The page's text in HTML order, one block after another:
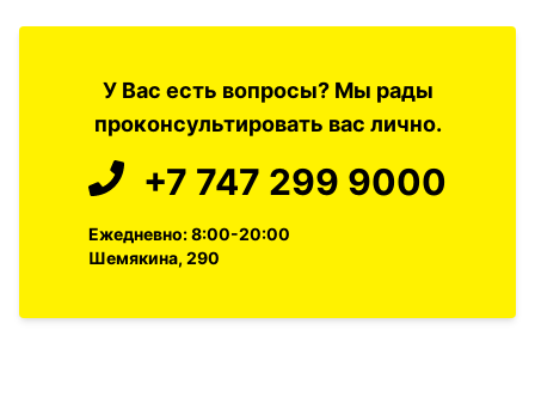
У Вас есть вопросы? Мы рады
проконсультировать вас лично.
+7 747 299 9000
Ежедневно: 8:00-20:00
Шемякина, 290